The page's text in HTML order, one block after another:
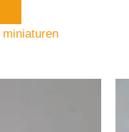
miniaturen